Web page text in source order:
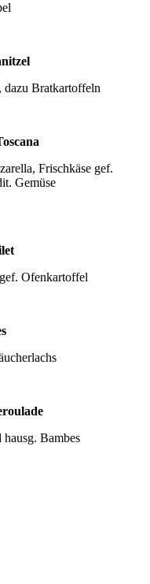
dazu Bratkartoffeln
Frischkäse gef.
Gemüse
Ofenkartoffel
Bambes